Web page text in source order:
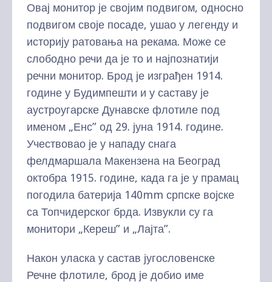
Овај монитор је својим подвигом, односно
подвигом своје посаде, ушао у легенду и
историју ратовања на рекама. Може се
слободно речи да је то и најпознатији
речни монитор. Брод је изграђен 1914.
године у Будимпешти и у саставу је
аустроугарске Дунавске флотиле под
именом „Енс” од 29. јуна 1914. године.
Учествовао је у нападу снага
фелдмаршала Макензена на Београд
октобра 1915. године, када га је у прамац
погодила батерија 140mm српске војске
са Топчидерског брда. Извукли су га
монитори „Кереш” и „Лајта”.
Након уласка у састав југословенске
Речне флотиле, брод је добио име